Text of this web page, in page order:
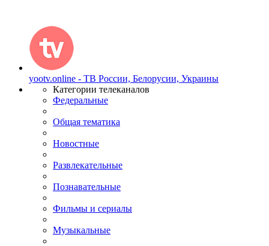
yootv.online - ТВ России, Белорусии, Украины
Категории телеканалов
Федеральные
Общая тематика
Новостные
Развлекательные
Познавательные
Фильмы и сериалы
Музыкальные